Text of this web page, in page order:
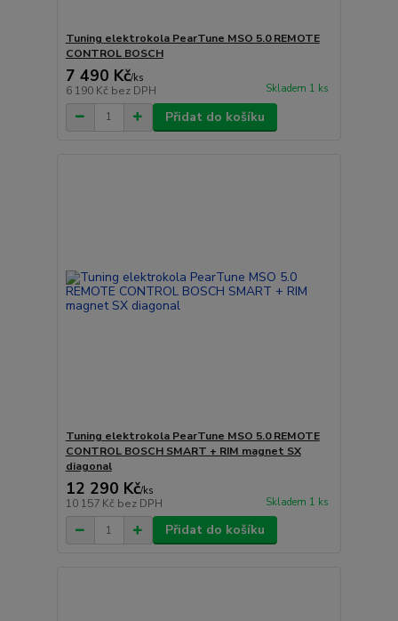
Tuning elektrokola PearTune MSO 5.0 REMOTE
CONTROL BOSCH
7 490 Kč/ks
6 190 Kč bez DPH Skladem 1 ks
Přidat do košíku
Tuning elektrokola PearTune MSO 5.0 REMOTE
CONTROL BOSCH SMART + RIM magnet SX
diagonal
12 290 Kč/ks
10 157 Kč bez DPH Skladem 1 ks
Přidat do košíku